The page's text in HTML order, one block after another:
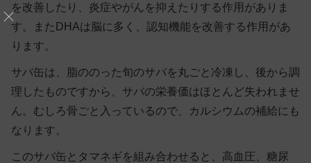
を改善したり、炎症やがんを抑えたりする作用がありま
す。またDHAは脳に多く、認知機能を改善する作用があ
ります。
サバ缶は、脂ののった旬のサバを丸ごと冷凍し、後から調
理したものですから、サバの栄養価はほとんど失われませ
ん。むしろ骨ごと入っているので、カルシウムの補給にも
なります。
このサバ缶とタマネギを組み合わせると、高血圧、糖尿